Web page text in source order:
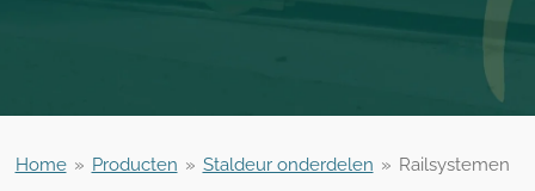
Home » Producten » Staldeur onderdelen » Railsystemen